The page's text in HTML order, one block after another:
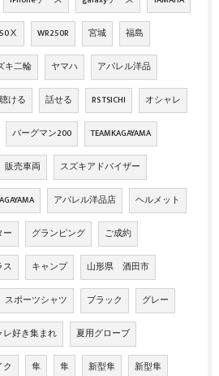
WR250R 宮城 福島
キ二輪 ヤマハ アパレル洋品
聴ける 話せる RS TSICHI オシャレ
バーグマン200 TEAMKAGAYAMA
販売車両 スズキアドバイザー
アパレル洋品店 ヘルメット
ー グランピング ご成約
ス キャンプ 山形県 酒田市
スポーツシャツ ブラック グレー
レ好き集まれ 夏用グローブ
隼 隼 新型隼 新型隼